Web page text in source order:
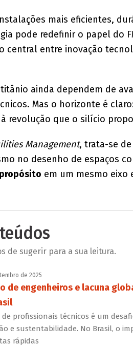
mais eficientes,
pode redefinir o papel do
central entre inovação
ainda dependem de
Mas o horizonte é
revolução que o silício
Management, trata-se
no desenho de espaços
em um mesmo eixo
de sugerir para a sua leitura.
de 2025
de engenheiros e lacuna
profissionais técnicos é um
e sustentabilidade. No Brasil, o
rápidas